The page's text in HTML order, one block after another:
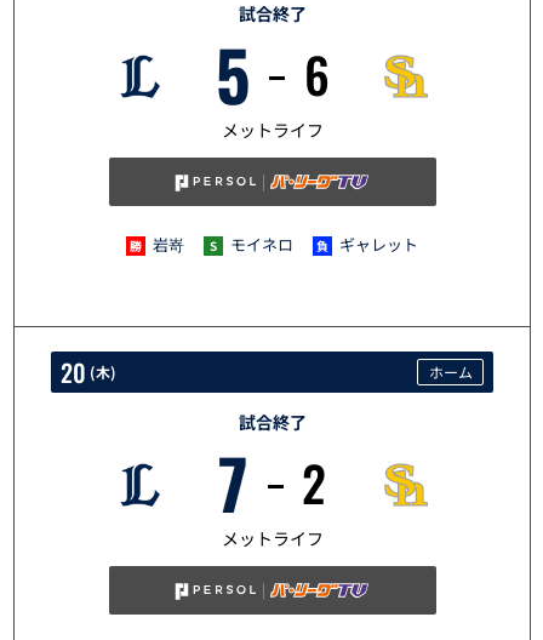
5/19
試合終了
5 6
メットライフ
岩嵜 モイネロ ギャレット
5/20
20 (木) ホーム
試合終了
7 2
メットライフ